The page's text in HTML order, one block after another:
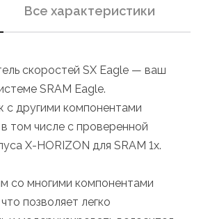
Все характеристики
скоростей SX Eagle — ваш
SRAM Eagle.
с другими компонентами
том числе с проверенной
X-HORIZON для SRAM 1x.
со многими компонентами
позволяет легко